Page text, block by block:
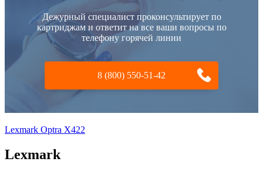
Дежурный специалист проконсультирует по
картриджам и ответит на все ваши вопросы по
телефону горячей линии
8 (800) 550-51-42
Lexmark Optra X422
Lexmark